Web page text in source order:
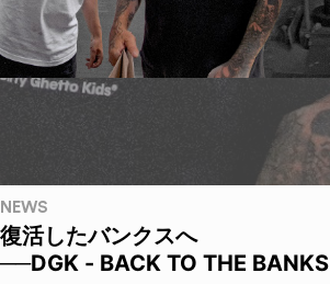
NEWS
復活したバンクスへ
──DGK - BACK TO THE BANKS